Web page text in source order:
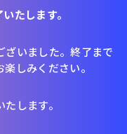
たします。
ざいました。終了まで
しみください。
します。